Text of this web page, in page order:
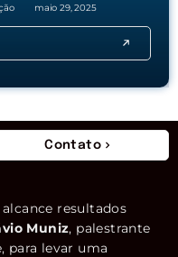
maio 29, 2025
Contato
resultados
Muniz, palestrante
para levar uma